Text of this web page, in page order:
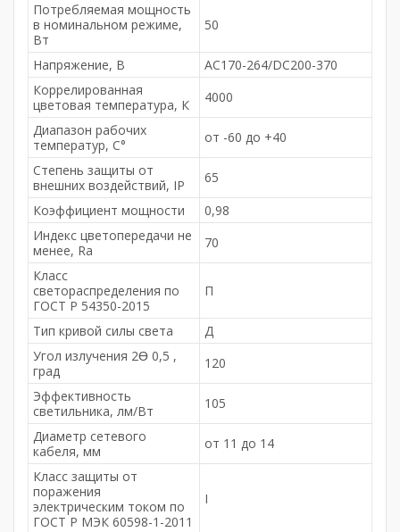
Потребляемая мощность
в номинальном режиме,
Вт
50
Напряжение, В
AC170-264/DC200-370
Коррелированная
цветовая температура, К
4000
Диапазон рабочих
температур, С°
от -60 до +40
Степень защиты от
внешних воздействий, IP
65
Коэффициент мощности
0,98
Индекс цветопередачи не
менее, Ra
70
Класс
светораспределения по
ГОСТ Р 54350-2015
П
Тип кривой силы света
Д
Угол излучения 2Ɵ 0,5 ,
град
120
Эффективность
светильника, лм/Вт
105
Диаметр сетевого
кабеля, мм
от 11 до 14
Класс защиты от
поражения
электрическим током по
ГОСТ Р МЭК 60598-1-2011
I